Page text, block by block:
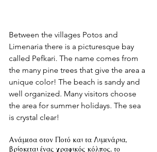
Between the villages Potos and
Limenaria there is a picturesque bay
called Pefkari. The name comes from
the many pine trees that give the area a
unique color! The beach is sandy and
well organized. Many visitors choose
the area for summer holidays. The sea
is crystal clear!
Ανάμεσα στον Ποτό και τα Λιμενάρια,
βρίσκεται ένας γραφικός κόλπος, το